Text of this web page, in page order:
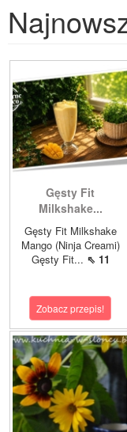
Gęsty Fit
Milkshake...
Gęsty Fit Milkshake
Mango (Ninja Creami)
Gęsty Fit... ⇖ 11
Zobacz przepis!